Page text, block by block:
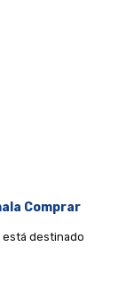
Comprar
está destinado